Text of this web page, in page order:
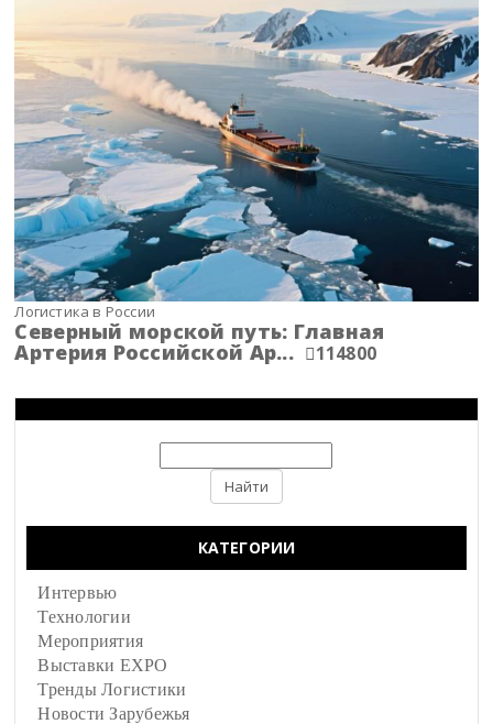
Логистика в России
Северный морской путь: Главная
Артерия Российской Ар... 114800
КАТЕГОРИИ
Интервью
Технологии
Мероприятия
Выставки EXPO
Тренды Логистики
Новости Зарубежья